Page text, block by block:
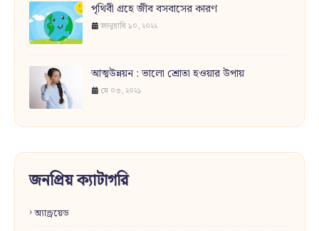
পৃথিবী গ্রহে জীব বসবাসের কারণ
জানুয়ারি ১০, ২০২২
আত্মউন্নয়ন : ভালো শ্রোতা হওয়ার উপায়
মে ০৩, ২০২১
জনপ্রিয় ক্যাটাগরি
অ্যান্ড্রয়েড